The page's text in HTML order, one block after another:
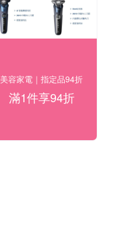
美容家電｜指定品94折
滿1件享94折